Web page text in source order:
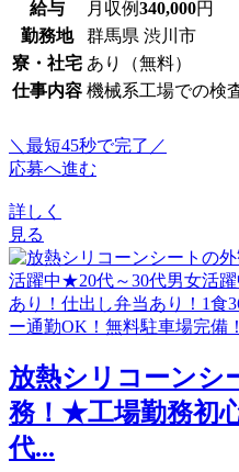
給与 月収例340,000円
勤務地
群馬県 渋川市
寮・社宅 あり（無料）
仕事内容 機械系工場での検
＼最短45秒で完了／
応募へ進む
詳しく
見る
放熱シリコーンシ
務！★工場勤務初
代...